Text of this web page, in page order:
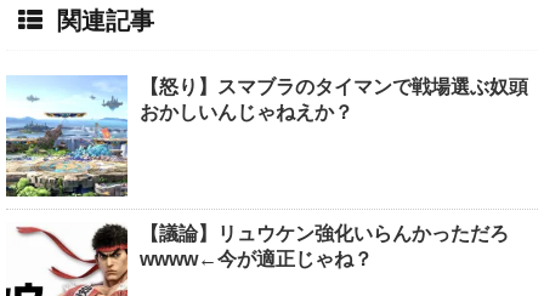
関連記事
【怒り】スマブラのタイマンで戦場選ぶ奴頭
おかしいんじゃねえか？
【議論】リュウケン強化いらんかっただろ
wwww←今が適正じゃね？